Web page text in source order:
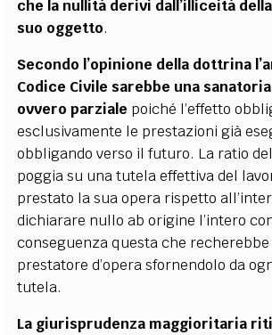
che la nullità derivi dall’illiceità
suo oggetto.
Secondo l’opinione della dottrina
Codice Civile sarebbe una
ovvero parziale poiché l’effetto
esclusivamente le prestazioni già
obbligando verso il futuro. La ratio
poggia su una tutela effettiva del
prestato la sua opera rispetto
dichiarare nullo ab origine l’intero
conseguenza questa che recherebbe
prestatore d’opera sfornendolo da
tutela.
La giurisprudenza maggioritaria